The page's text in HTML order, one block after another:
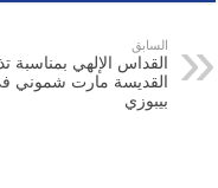
السابق
القداس الإلهي بمناسبة
القديسة مارت شموني
بيبوزي